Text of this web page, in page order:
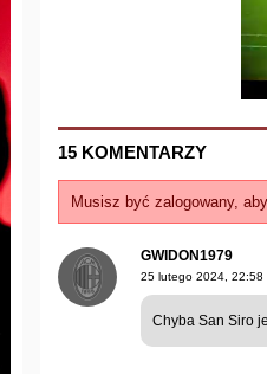
15 KOMENTARZY
Musisz być zalogowany,
GWIDON1979
25 lutego 2024, 22:58
Chyba San Siro